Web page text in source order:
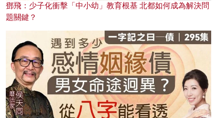
鄧飛：少子化衝擊「中小幼」教育根基 北都如何成為解決問
題關鍵？